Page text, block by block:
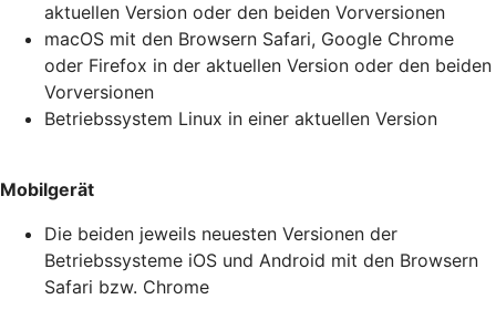
aktuellen Version oder den beiden Vorversionen
macOS mit den Browsern Safari, Google Chrome
oder Firefox in der aktuellen Version oder den beiden
Vorversionen
Betriebssystem Linux in einer aktuellen Version
Mobilgerät
Die beiden jeweils neuesten Versionen der
Betriebssysteme iOS und Android mit den Browsern
Safari bzw. Chrome